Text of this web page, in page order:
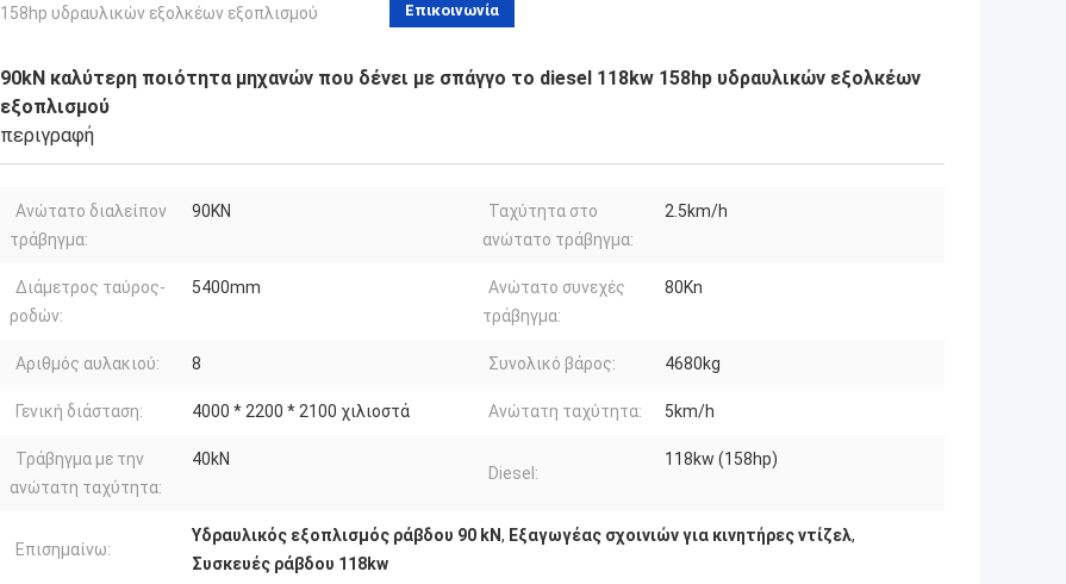
158hp υδραυλικών εξολκέων εξοπλισμού
Επικοινωνία
90kN καλύτερη ποιότητα μηχανών που δένει με σπάγγο το diesel 118kw 158hp υδραυλικών εξολκέων
εξοπλισμού
περιγραφή
Ανώτατο διαλείπον
τράβηγμα:
90KN
Ταχύτητα στο
ανώτατο τράβηγμα:
2.5km/h
Διάμετρος ταύρος-
ροδών:
5400mm
Ανώτατο συνεχές
τράβηγμα:
80Kn
Αριθμός αυλακιού: 8 Συνολικό βάρος: 4680kg
Γενική διάσταση: 4000 * 2200 * 2100 χιλιοστά Ανώτατη ταχύτητα: 5km/h
Τράβηγμα με την
ανώτατη ταχύτητα:
40kN
Diesel:
118kw (158hp)
Επισημαίνω:
Υδραυλικός εξοπλισμός ράβδου 90 kN, Εξαγωγέας σχοινιών για κινητήρες ντίζελ,
Συσκευές ράβδου 118kw